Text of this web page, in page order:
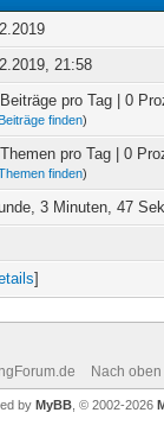
21:58
pro Tag | 0
finden)
pro Tag | 0
finden)
3 Minuten, 47
]
Nach oben
by MyBB, © 2002-2026